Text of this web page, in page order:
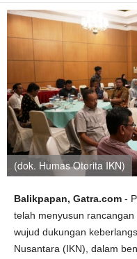
(dok. Humas Otorita IKN)
Balikpapan, Gatra.com -
telah menyusun
wujud dukungan
Nusantara (IKN), dalam